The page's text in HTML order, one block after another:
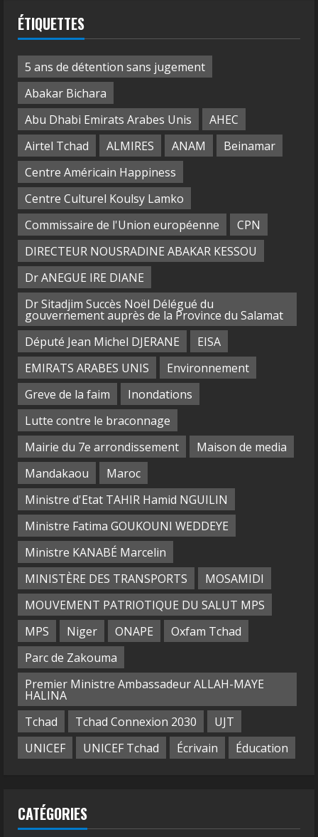
ÉTIQUETTES
5 ans de détention sans jugement
Abakar Bichara
Abu Dhabi Emirats Arabes Unis
AHEC
Airtel Tchad
ALMIRES ANAM
Beinamar
Centre Américain Happiness
Centre Culturel Koulsy Lamko
Commissaire de l'Union européenne
CPN
DIRECTEUR NOUSRADINE ABAKAR KESSOU
Dr ANEGUE IRE DIANE
Dr Sitadjim Succès Noël Délégué du
gouvernement auprès de la Province du Salamat
Député Jean Michel DJERANE
EISA
EMIRATS ARABES UNIS
Environnement
Greve de la faim
Inondations
Lutte contre le braconnage
Mairie du 7e arrondissement
Maison de media
Mandakaou
Maroc
Ministre d'Etat TAHIR Hamid NGUILIN
Ministre Fatima GOUKOUNI WEDDEYE
Ministre KANABÉ Marcelin
MINISTÈRE DES TRANSPORTS
MOSAMIDI
MOUVEMENT PATRIOTIQUE DU SALUT MPS
MPS
Niger ONAPE
Oxfam Tchad
Parc de Zakouma
Premier Ministre Ambassadeur ALLAH-MAYE
HALINA
Tchad
Tchad Connexion 2030
UJT
UNICEF
UNICEF Tchad Écrivain Éducation
CATÉGORIES